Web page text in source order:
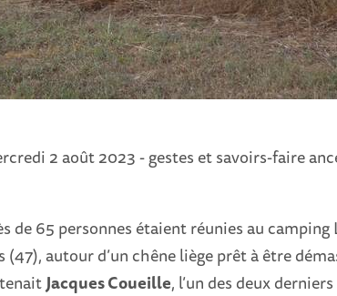
2 août 2023 - gestes et savoirs-faire
de 65 personnes étaient réunies au
(47), autour d’un chêne liège prêt à être
Jacques Coueille, l’un des deux derniers